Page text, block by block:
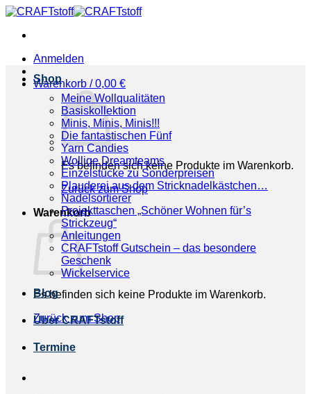
Zum
springen
Anmelden
Warenkorb /0,00 €
Es befinden sich keine Produkte im Warenkorb.
Zurück zum Shop
Warenkorb
Es befinden sich keine Produkte im Warenkorb.
Zurück zum Shop
Shop
Meine Wollqualitäten
Basiskollektion
Minis, Minis, Minis!!!
Die fantastischen Fünf
Yarn Candies
Wollige Dreamteams
Einzelstücke zu Sonderpreisen
Plauderei aus dem Stricknadelkästchen…
Nadelsortierer
Projekttaschen „Schöner Wohnen für’s
Strickzeug“
Anleitungen
CRAFTstoff Gutschein – das besondere
Geschenk
Wickelservice
Blog
Über CRAFTstoff
Termine